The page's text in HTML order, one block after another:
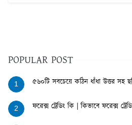
POPULAR POST
1 ৫৬০টি সবচেয়ে কঠিন ধাঁধা উত্তর সহ
2 ফরেক্স ট্রেডিং কি | কিভাবে ফরেক্স